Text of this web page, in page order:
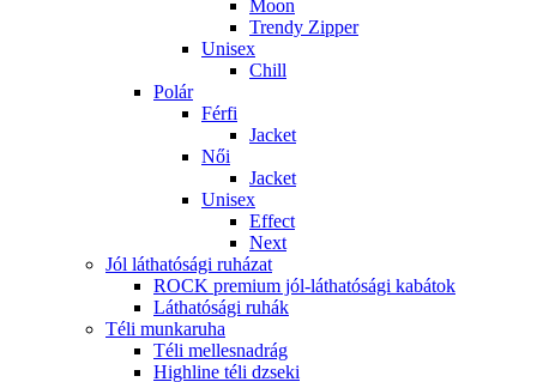
Moon
Trendy Zipper
Unisex
Chill
Polár
Férfi
Jacket
Női
Jacket
Unisex
Effect
Next
Jól láthatósági ruházat
ROCK premium jól-láthatósági kabátok
Láthatósági ruhák
Téli munkaruha
Téli mellesnadrág
Highline téli dzseki